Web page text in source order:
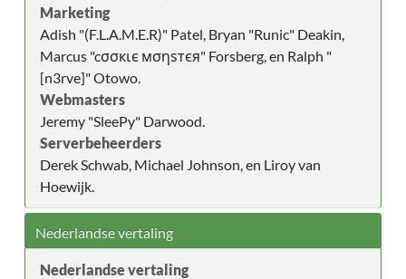
Marketing
Adish "(F.L.A.M.E.R)" Patel, Bryan "Runic" Deakin,
Marcus "cσσкιє мσηѕтєя" Forsberg, en Ralph "
[n3rve]" Otowo.
Webmasters
Jeremy "SleePy" Darwood.
Serverbeheerders
Derek Schwab, Michael Johnson, en Liroy van
Hoewijk.
Nederlandse vertaling
Nederlandse vertaling